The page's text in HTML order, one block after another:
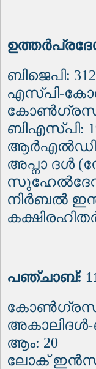
ബിജെപി: 312
എസ്പി-
കോൺഗ്രസ്
ബിഎസ്പി:
ആർഎൽഡി:
അപ്നാ ദൾ
സുഹേൽദേവ്
നിർബൽ
പഞ്ചാബ്:
കോൺഗ്രസ്
അകാലിദൾ-
ആം: 20
ലോക്